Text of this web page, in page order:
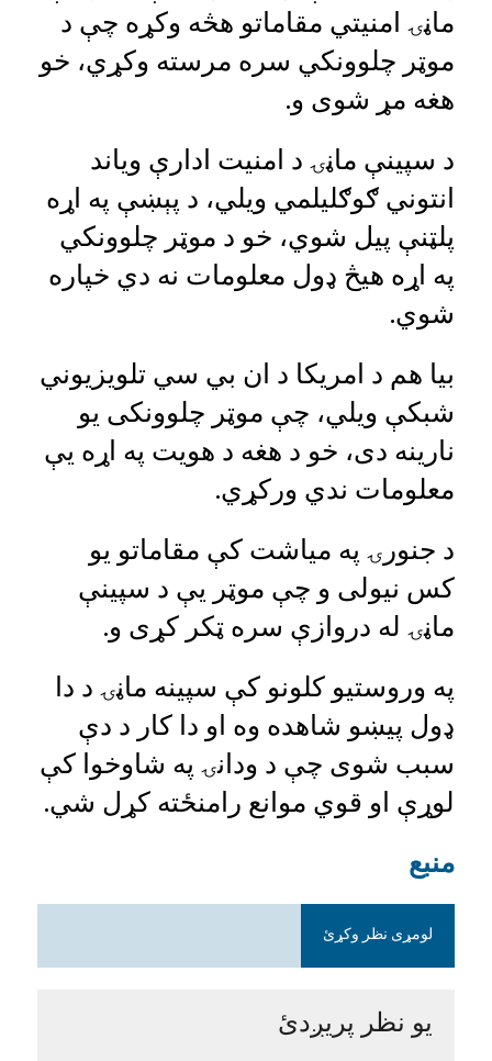
ماڼۍ امنیتي مقاماتو هڅه وکړه چې د
موټر چلوونکي سره مرسته وکړي، خو
هغه مړ شوی و.
د سپینې ماڼۍ د امنیت ادارې ویاند
انتوني ګوګلیلمي ویلي، د پېښې په اړه
پلټنې پیل شوي، خو د موټر چلوونکي
په اړه هیڅ ډول معلومات نه دي خپاره
شوي.
بیا هم د امریکا د ان بي سي تلويزيوني
شبکې ويلي، چې موټر چلوونکى يو
نارینه دی، خو د هغه د هويت په اړه يې
معلومات ندي ورکړي.
د جنورۍ په میاشت کې مقاماتو یو
کس نیولی و چې موټر یې د سپینې
ماڼۍ له دروازې سره ټکر کړی و.
په وروستیو کلونو کې سپینه ماڼۍ د دا
ډول پیښو شاهده وه او دا کار د دې
سبب شوی چې د ودانۍ په شاوخوا کې
لوړې او قوي موانع رامنځته کړل شي.
منبع
لومړی نظر وکړئ
یو نظر پریږدئ